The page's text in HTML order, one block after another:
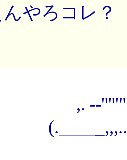
やろコレ？
_,,,... -
…あ